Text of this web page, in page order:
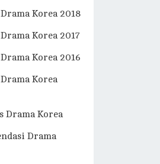
Korea 2018
Korea 2017
Korea 2016
Korea
Drama Korea
Drama